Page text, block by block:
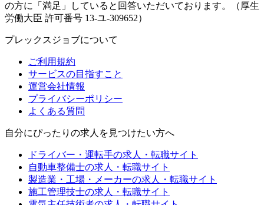
の方に「満足」していると回答いただいております。（厚生
労働大臣 許可番号 13-ユ-309652）
プレックスジョブについて
ご利用規約
サービスの目指すこと
運営会社情報
プライバシーポリシー
よくある質問
自分にぴったりの求人を見つけたい方へ
ドライバー・運転手の求人・転職サイト
自動車整備士の求人・転職サイト
製造業・工場・メーカーの求人・転職サイト
施工管理技士の求人・転職サイト